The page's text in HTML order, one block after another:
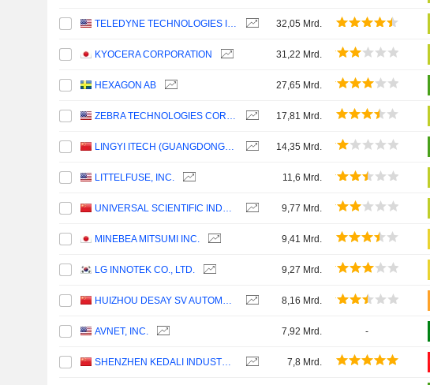
TELEDYNE TECHNOLOGIES INCORPORATED 32,05 Mrd.
KYOCERA CORPORATION 31,22 Mrd.
HEXAGON AB 27,65 Mrd.
ZEBRA TECHNOLOGIES CORPORATION 17,81 Mrd.
LINGYI ITECH (GUANGDONG) COMPANY 14,35 Mrd.
LITTELFUSE, INC. 11,6 Mrd.
UNIVERSAL SCIENTIFIC INDUSTRIAL (SHANGHAI) CO., LTD. 9,77 Mrd.
MINEBEA MITSUMI INC. 9,41 Mrd.
LG INNOTEK CO., LTD. 9,27 Mrd.
HUIZHOU DESAY SV AUTOMOTIVE CO., LTD. 8,16 Mrd.
AVNET, INC. 7,92 Mrd. -
SHENZHEN KEDALI INDUSTRY CO., LTD. 7,8 Mrd.